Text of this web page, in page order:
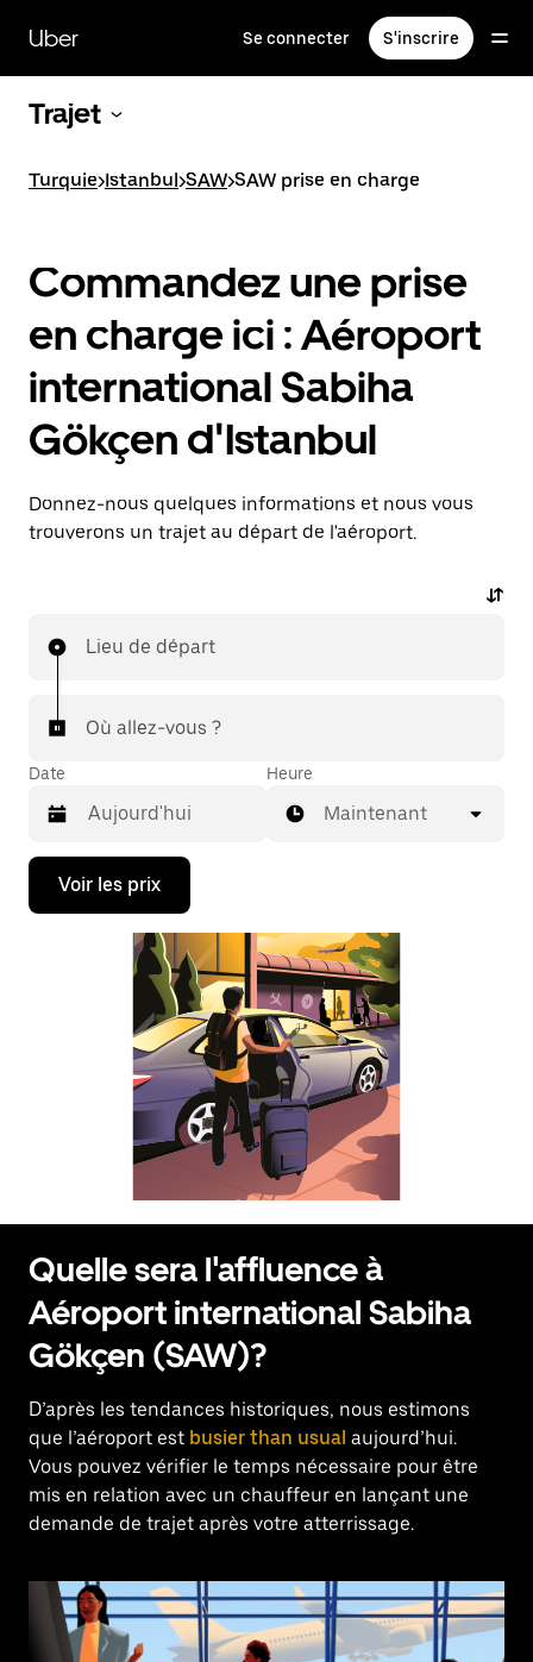
contenu
principal
Uber Se connecter S'inscrire
Trajet
Turquie>Istanbul>SAW>SAW prise en charge
Commandez une prise
en charge ici : Aéroport
international Sabiha
Gökçen d'Istanbul
Donnez-nous quelques informations et nous vous
trouverons un trajet au départ de l'aéroport.
Lieu de départ
Où allez-vous ?
Date
Appuyez
la
touche
Échap
pour
fermer
le
calendrier.
Heure
Maintenant
Voir les prix
Quelle sera l'affluence à
Aéroport international Sabiha
Gökçen (SAW)?
D’après les tendances historiques, nous estimons
que l’aéroport est busier than usual aujourd’hui.
Vous pouvez vérifier le temps nécessaire pour être
mis en relation avec un chauffeur en lançant une
demande de trajet après votre atterrissage.